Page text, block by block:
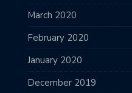
March 2020
February 2020
January 2020
December 2019